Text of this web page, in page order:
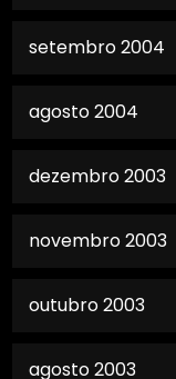
setembro 2004
agosto 2004
dezembro 2003
novembro 2003
outubro 2003
agosto 2003